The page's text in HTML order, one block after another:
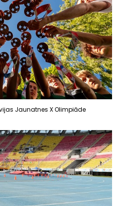
Jaunatnes X Olimpiāde